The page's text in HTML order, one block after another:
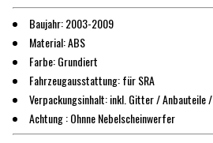
Baujahr: 2003-2009
Material: ABS
Farbe: Grundiert
Fahrzeugausstattung: für SRA
Verpackungsinhalt: inkl. Gitter / Anbauteile /
Achtung : Ohnne Nebelscheinwerfer